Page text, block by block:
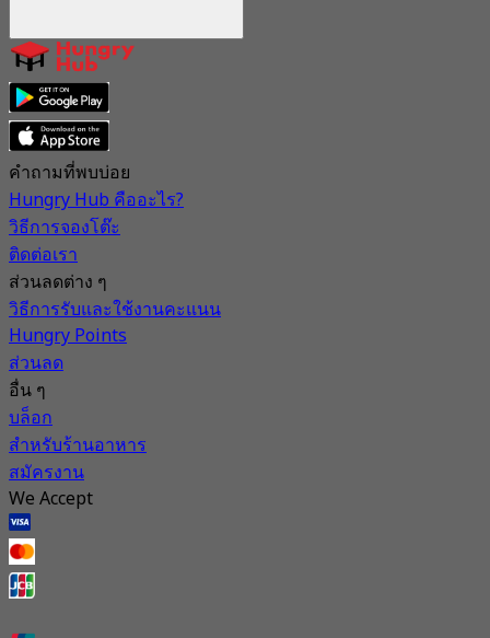
คำถามที่พบบ่อย
Hungry Hub คืออะไร?
วิธีการจองโต๊ะ
ติดต่อเรา
ส่วนลดต่าง ๆ
วิธีการรับและใช้งานคะแนน
Hungry Points
ส่วนลด
อื่น ๆ
บล็อก
สำหรับร้านอาหาร
สมัครงาน
We Accept